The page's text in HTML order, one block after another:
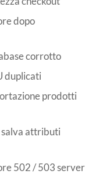
dopo
corrotto
duplicati
prodotti
salva attributi
502 / 503 server